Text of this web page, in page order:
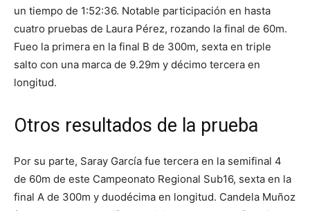
un tiempo de 1:52:36. Notable participación en hasta
cuatro pruebas de Laura Pérez, rozando la final de 60m.
Fueo la primera en la final B de 300m, sexta en triple
salto con una marca de 9.29m y décimo tercera en
longitud.
Otros resultados de la prueba
Por su parte, Saray García fue tercera en la semifinal 4
de 60m de este Campeonato Regional Sub16, sexta en la
final A de 300m y duodécima en longitud. Candela Muñoz